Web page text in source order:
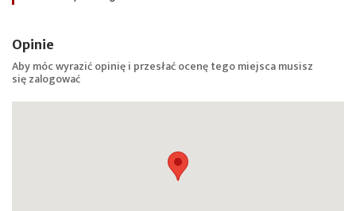
Opinie
Aby móc wyrazić opinię i przesłać ocenę tego miejsca musisz
sięzalogować